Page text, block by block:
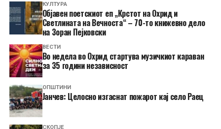
КУЛТУРА
Објавен поетскиот еп „Крстот на Охрид и
Светлината на Вечноста“ – 70-то книжевно дело
на Зоран Пејковски
ВЕСТИ
Во недела во Охрид стартува музичкиот караван
за 35 години независност
ОПШТИНИ
Јанчев: Целосно изгаснат пожарот кај село Раец
СКОПЈЕ